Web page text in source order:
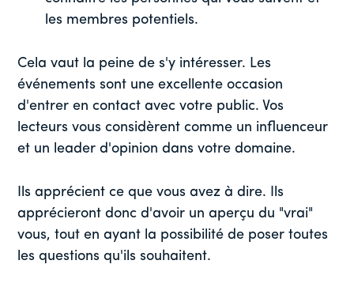
les membres potentiels.
Cela vaut la peine de s'y intéresser. Les
événements sont une excellente occasion
d'entrer en contact avec votre public. Vos
lecteurs vous considèrent comme un influenceur
et un leader d'opinion dans votre domaine.
Ils apprécient ce que vous avez à dire. Ils
apprécieront donc d'avoir un aperçu du "vrai"
vous, tout en ayant la possibilité de poser toutes
les questions qu'ils souhaitent.